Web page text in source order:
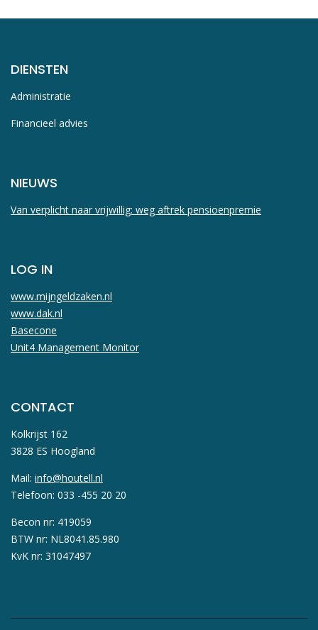
DIENSTEN
Administratie
Financieel advies
NIEUWS
Van verplicht naar vrijwillig: weg aftrek pensioenpremie
LOG IN
www.mijngeldzaken.nl
www.dak.nl
Basecone
Unit4 Management Monitor
CONTACT
Kolkrijst 162
3828 ES Hoogland
Mail: info@houtell.nl
Telefoon: 033 -455 20 20
Becon nr: 419059
BTW nr: NL8041.85.980
KvK nr: 31047497